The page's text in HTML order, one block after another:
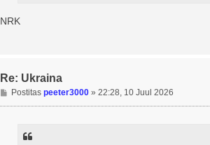
NRK
Re: Ukraina
P
o
Postitas peeter3000» 22:28, 10 Juul 2026